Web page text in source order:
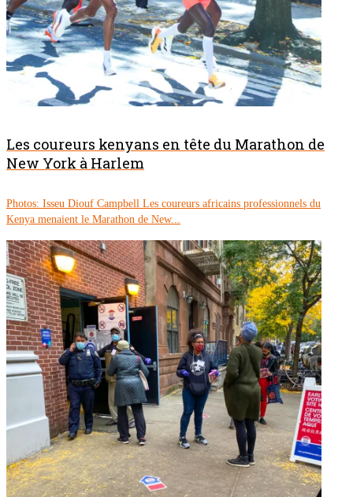
Les coureurs kenyans en tête du Marathon de
New York à Harlem
Photos: Isseu Diouf Campbell Les coureurs africains professionnels du
Kenya menaient le Marathon de New...